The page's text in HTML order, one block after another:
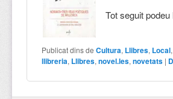
Tot seguit
Publicat dins de Cultura, Llibres, Local
llibreria, Llibres,novel.les,novetats |